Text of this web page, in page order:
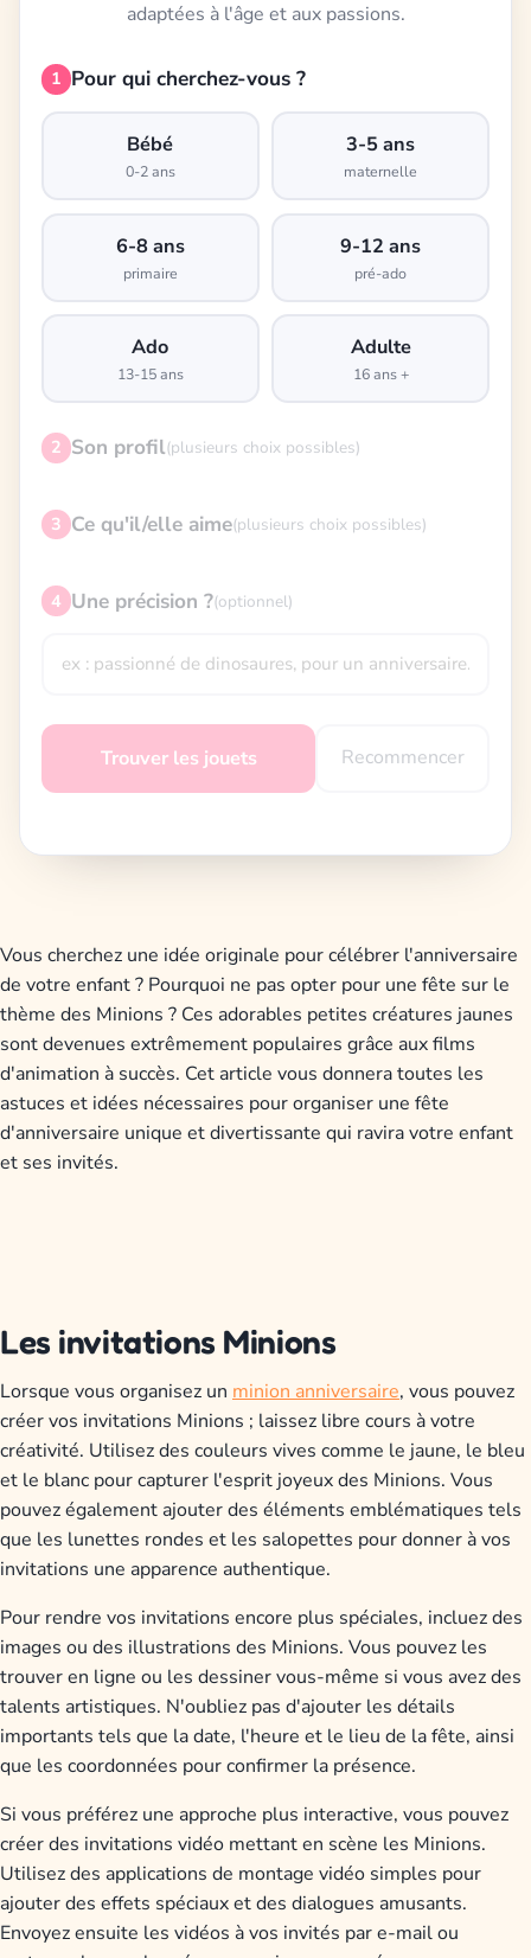
adaptées à l'âge et aux passions.
1 Pour qui cherchez-vous ?
Bébé
0-2 ans
3-5 ans
maternelle
6-8 ans
primaire
9-12 ans
pré-ado
Ado
13-15 ans
Adulte
16 ans +
2 Son profil(plusieurs choix possibles)
3 Ce qu'il/elle aime(plusieurs choix possibles)
4 Une précision ?(optionnel)
Trouver les jouets Recommencer
Vous cherchez une idée originale pour célébrer l'anniversaire
de votre enfant ? Pourquoi ne pas opter pour une fête sur le
thème des Minions ? Ces adorables petites créatures jaunes
sont devenues extrêmement populaires grâce aux films
d'animation à succès. Cet article vous donnera toutes les
astuces et idées nécessaires pour organiser une fête
d'anniversaire unique et divertissante qui ravira votre enfant
et ses invités.
Les invitations Minions
Lorsque vous organisez un minion anniversaire, vous pouvez
créer vos invitations Minions ; laissez libre cours à votre
créativité. Utilisez des couleurs vives comme le jaune, le bleu
et le blanc pour capturer l'esprit joyeux des Minions. Vous
pouvez également ajouter des éléments emblématiques tels
que les lunettes rondes et les salopettes pour donner à vos
invitations une apparence authentique.
Pour rendre vos invitations encore plus spéciales, incluez des
images ou des illustrations des Minions. Vous pouvez les
trouver en ligne ou les dessiner vous-même si vous avez des
talents artistiques. N'oubliez pas d'ajouter les détails
importants tels que la date, l'heure et le lieu de la fête, ainsi
que les coordonnées pour confirmer la présence.
Si vous préférez une approche plus interactive, vous pouvez
créer des invitations vidéo mettant en scène les Minions.
Utilisez des applications de montage vidéo simples pour
ajouter des effets spéciaux et des dialogues amusants.
Envoyez ensuite les vidéos à vos invités par e-mail ou